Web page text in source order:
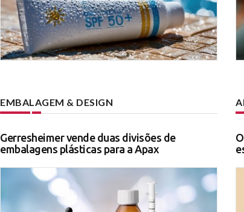
EMBALAGEM & DESIGN
Gerresheimer vende duas divisões de
embalagens plásticas para a Apax